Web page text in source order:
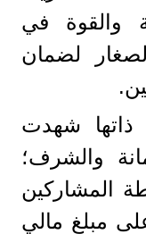
والقوة في
لضمان
ذاتها شهدت
والشرف؛
المشاركين
مبلغ مالي